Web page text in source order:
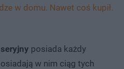
w domu. Nawet coś kupił.
posiada każdy
w nim ciąg tych